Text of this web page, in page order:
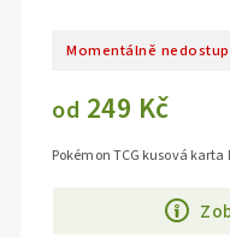
Momentálně
od 249 Kč
Pokémon TCG kusová karta